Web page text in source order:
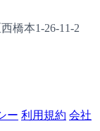
橋本1-26-11-2
ー 利用規約 会社